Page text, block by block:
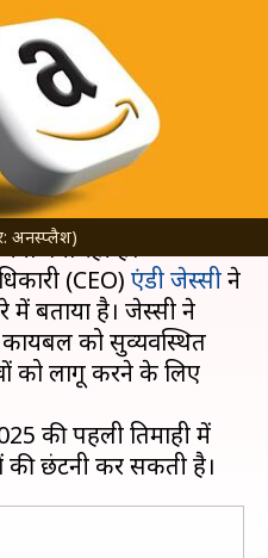
अनस्प्लैश)
की जा सकती है
07:54 pm
अपने कर्मचारियों की
बना रही है।
(CEO) एंडी जेस्सीने
में बताया है। जेस्सी ने
को सुव्यवस्थित
को लागू करने के लिए
की पहली तिमाही में